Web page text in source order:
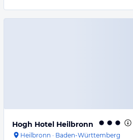
Hogh Hotel Heilbronn
Heilbronn · Baden-Württemberg